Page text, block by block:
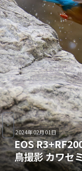
2024年02月01日
EOS
鳥撮影 カワセ